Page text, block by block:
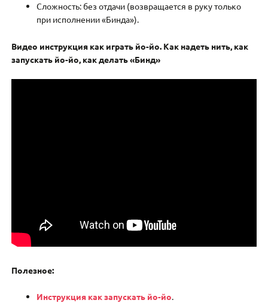
Сложность: без отдачи (возвращается в руку только
при исполнении «Бинда»).
Видео инструкция как играть йо-йо. Как надеть нить, как
запускать йо-йо, как делать «Бинд»
Полезное:
Инструкция как запускать йо-йо.